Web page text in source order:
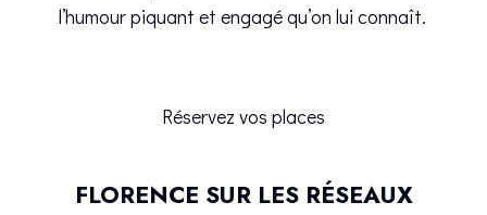
l’humour piquant et engagé qu’on lui connaît.
Réservez vos places
FLORENCE SUR LES RÉSEAUX